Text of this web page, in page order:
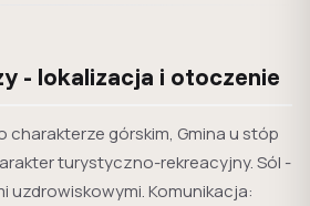
- lokalizacja i otoczenie
charakterze górskim, Gmina u stóp
turystyczno-rekreacyjny. Sól -
uzdrowiskowymi. Komunikacja: